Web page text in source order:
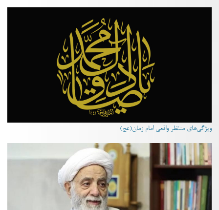
ویژگی‌های منتظر واقعی امام زمان(عج)